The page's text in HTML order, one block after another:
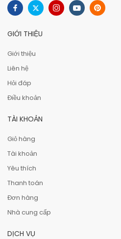
GIỚI THIỆU
Giới thiệu
Liên hệ
Hỏi đáp
Điều khoản
TÀI KHOẢN
Giỏ hàng
Tài khoản
Yêu thích
Thanh toán
Đơn hàng
Nhà cung cấp
DỊCH VỤ